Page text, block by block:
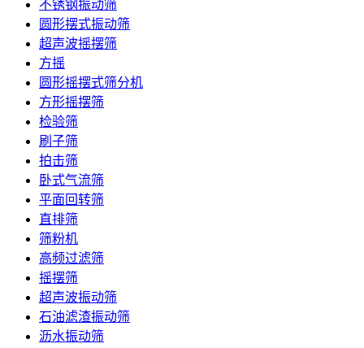
不锈钢振动筛
圆形摆式振动筛
超声波摇摆筛
方摇
圆形摇摆式筛分机
方形摇摆筛
检验筛
刷子筛
拍击筛
卧式气流筛
平面回转筛
直排筛
筛粉机
高频过滤筛
摇摆筛
超声波振动筛
石油滤渣振动筛
沥水振动筛